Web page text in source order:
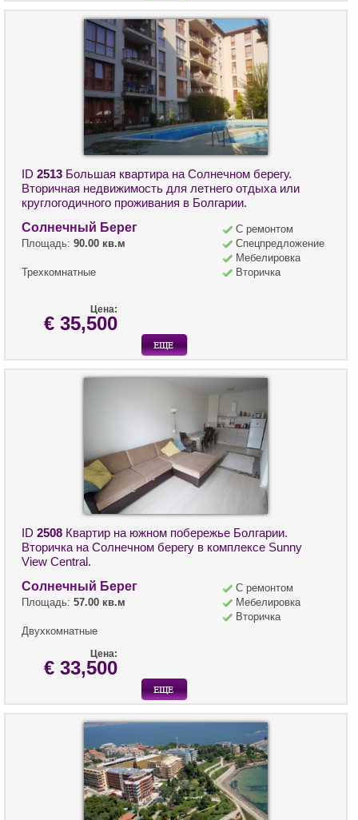
ID 2513 Большая квартира на Солнечном берегу.
Вторичная недвижимость для летнего отдыха или
круглогодичного проживания в Болгарии.
Солнечный Берег
Площадь: 90.00 кв.м
Трехкомнатные
С ремонтом
Спецпредложение
Мебелировка
Вторичка
Цена:
€ 35,500
ID 2508 Квартир на южном побережье Болгарии.
Вторичка на Солнечном берегу в комплексе Sunny
View Central.
Солнечный Берег
Площадь: 57.00 кв.м
Двухкомнатные
С ремонтом
Мебелировка
Вторичка
Цена:
€ 33,500